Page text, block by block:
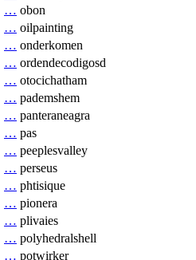
… obon
… oilpainting
… onderkomen
… ordendecodigosd
… otocichatham
… pademshem
… panteraneagra
… pas
… peeplesvalley
… perseus
… phtisique
… pionera
… plivaies
… polyhedralshell
… potwirker